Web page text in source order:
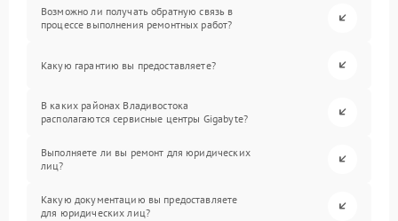
Возможно ли получать обратную связь в
процессе выполнения ремонтных работ?
Какую гарантию вы предоставляете?
В каких районах Владивостока
располагаются сервисные центры Gigabyte?
Выполняете ли вы ремонт для юридических
лиц?
Какую документацию вы предоставляете
для юридических лиц?